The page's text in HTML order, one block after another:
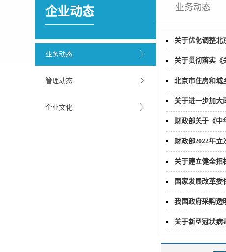
企业动态
业务动态
管理动态
企业文化
业务动态
关于优化调整北
关于贯彻落实《
北京市住房和城
关于进一步加大
财政部关于《中
财政部2022年
关于建立健全招
国家发展改革委
我国政府采购透
关于新型冠状病